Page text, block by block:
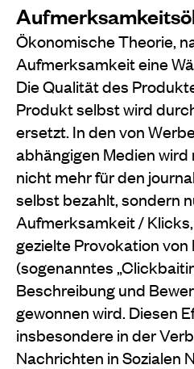
Ökonomische Theorie,
Aufmerksamkeit eine
Die Qualität des
Produkt selbst wird
ersetzt. In den von
abhängigen Medien
nicht mehr für den
selbst bezahlt, sondern
Aufmerksamkeit /
gezielte Provokation von
(sogenanntes
Beschreibung und
gewonnen wird. Diesen
insbesondere in der
Nachrichten in Sozialen